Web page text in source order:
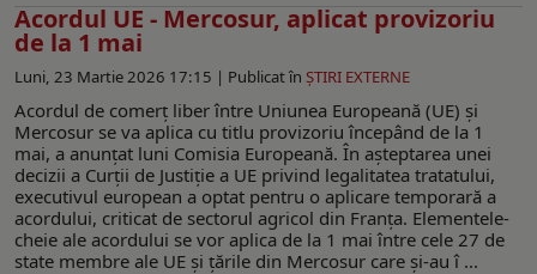
Acordul UE - Mercosur, aplicat provizoriu
de la 1 mai
Luni, 23 Martie 2026 17:15 | Publicat în ŞTIRI EXTERNE
Acordul de comerț liber între Uniunea Europeană (UE) și
Mercosur se va aplica cu titlu provizoriu începând de la 1
mai, a anunțat luni Comisia Europeană. În așteptarea unei
decizii a Curții de Justiție a UE privind legalitatea tratatului,
executivul european a optat pentru o aplicare temporară a
acordului, criticat de sectorul agricol din Franța. Elementele-
cheie ale acordului se vor aplica de la 1 mai între cele 27 de
state membre ale UE și țările din Mercosur care și-au î ...